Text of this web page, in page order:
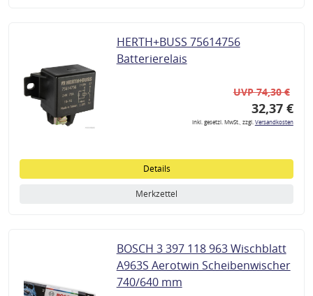
HERTH+BUSS 75614756
Batterierelais
UVP 74,30 €
32,37 €
inkl. gesetzl. MwSt., zzgl.Versandkosten
Details
Merkzettel
BOSCH 3 397 118 963 Wischblatt
A963S Aerotwin Scheibenwischer
740/640 mm